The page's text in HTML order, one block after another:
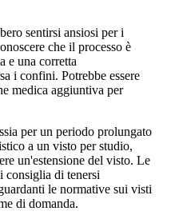
sentirsi ansiosi per i
che il processo è
e una corretta
i confini. Potrebbe essere
medica aggiuntiva per
per un periodo prolungato
a un visto per studio,
un'estensione del visto. Le
consiglia di tenersi
le normative sui visti
di domanda.